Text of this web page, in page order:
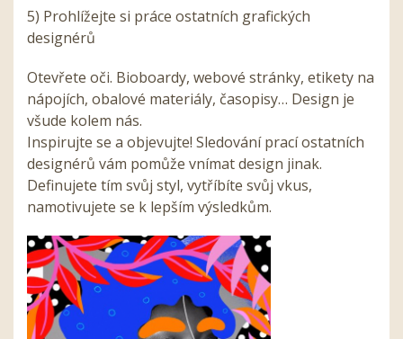
5) Prohlížejte si práce ostatních grafických
designérů
Otevřete oči. Bioboardy, webové stránky, etikety na
nápojích, obalové materiály, časopisy… Design je
všude kolem nás.
Inspirujte se a objevujte! Sledování prací ostatních
designérů vám pomůže vnímat design jinak.
Definujete tím svůj styl, vytříbíte svůj vkus,
namotivujete se k lepším výsledkům.